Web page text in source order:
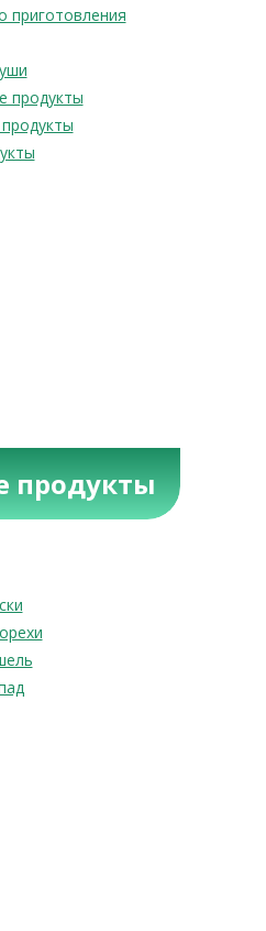
приготовления
продукты
продукты